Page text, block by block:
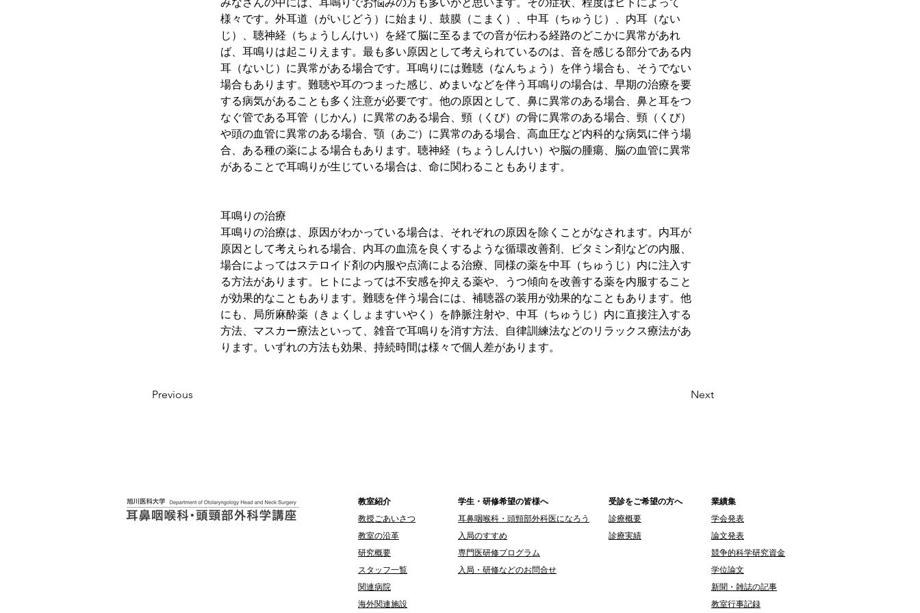
様々です。外耳道（がいじどう）に始まり、鼓膜（こまく）、中耳（ちゅうじ）、内耳（ない
じ）、聴神経（ちょうしんけい）を経て脳に至るまでの音が伝わる経路のどこかに異常があれ
ば、耳鳴りは起こりえます。最も多い原因として考えられているのは、音を感じる部分である内
耳（ないじ）に異常がある場合です。耳鳴りには難聴（なんちょう）を伴う場合も、そうでない
場合もあります。難聴や耳のつまった感じ、めまいなどを伴う耳鳴りの場合は、早期の治療を要
する病気があることも多く注意が必要です。他の原因として、鼻に異常のある場合、鼻と耳をつ
なぐ管である耳管（じかん）に異常のある場合、頸（くび）の骨に異常のある場合、頸（くび）
や頭の血管に異常のある場合、顎（あご）に異常のある場合、高血圧など内科的な病気に伴う場
合、ある種の薬による場合もあります。聴神経（ちょうしんけい）や脳の腫瘍、脳の血管に異常
があることで耳鳴りが生じている場合は、命に関わることもあります。
耳鳴りの治療
耳鳴りの治療は、原因がわかっている場合は、それぞれの原因を除くことがなされます。内耳が
原因として考えられる場合、内耳の血流を良くするような循環改善剤、ビタミン剤などの内服、
場合によってはステロイド剤の内服や点滴による治療、同様の薬を中耳（ちゅうじ）内に注入す
る方法があります。ヒトによっては不安感を抑える薬や、うつ傾向を改善する薬を内服すること
が効果的なこともあります。難聴を伴う場合には、補聴器の装用が効果的なこともあります。他
にも、局所麻酔薬（きょくしょますいやく）を静脈注射や、中耳（ちゅうじ）内に直接注入する
方法、マスカー療法といって、雑音で耳鳴りを消す方法、自律訓練法などのリラックス療法があ
ります。いずれの方法も効果、持続時間は様々で個人差があります。
Previous Next
教室紹介​
教授ごあいさつ
教室の沿革
研究概要
スタッフ一覧
関連病院
海外関連施設
学生・研修希望の皆様へ
耳鼻咽喉科・頭頸部外科医になろう
入局のすすめ
専門医研修プログラム
入局・研修などのお問合せ
業績集
学会発表
論文発表
競争的科学研究資金
学位論文
新聞・雑誌の記事
教室行事記録
受診をご希望の方へ
診療概要
診療実績